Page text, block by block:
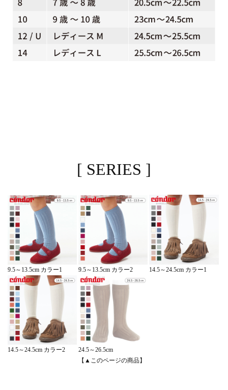
[ SERIES ]
9.5～13.5cm カラー1 9.5～13.5cm カラー2 14.5～24.5cm カラー1
14.5～24.5cm カラー2
24.5～26.5cm
【▲このページの商品】